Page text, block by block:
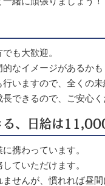
も大歓迎。
なイメージがあるか
いますので、全くの
できるので、ご安心く
、日給は
携わっています。
ていただけます。
せんが、慣れれば昼